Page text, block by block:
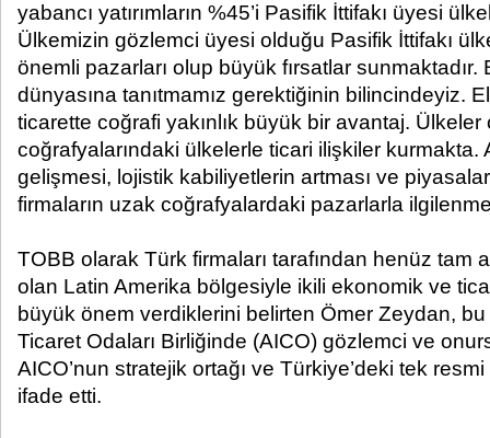
yabancı yatırımların %45’i Pasifik İttifakı üyesi
Ülkemizin gözlemci üyesi olduğu Pasifik İttifakı
önemli pazarları olup büyük fırsatlar sunmaktadır.
dünyasına tanıtmamız gerektiğinin bilincindeyiz.
ticarette coğrafi yakınlık büyük bir avantaj.
coğrafyalarındaki ülkelerle ticari ilişkiler kurmakta.
gelişmesi, lojistik kabiliyetlerin artması ve
firmaların uzak coğrafyalardaki pazarlarla
TOBB olarak Türk firmaları tarafından henüz tam
olan Latin Amerika bölgesiyle ikili ekonomik ve
büyük önem verdiklerini belirten Ömer Zeydan,
Ticaret Odaları Birliğinde (AICO) gözlemci ve
AICO’nun stratejik ortağı ve Türkiye’deki tek
ifade etti.